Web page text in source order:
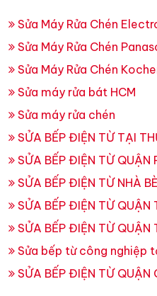
Sửa Máy Rửa Chén
Sửa Máy Rửa Chén
Sửa Máy Rửa Chén
Sửa máy rửa bát HCM
Sửa máy rửa chén
SỬA BẾP ĐIỆN TỪ TẠI
SỬA BẾP ĐIỆN TỪ QUẬN
SỬA BẾP ĐIỆN TỪ NHÀ
SỬA BẾP ĐIỆN TỪ QUẬN
SỬA BẾP ĐIỆN TỪ QUẬN
Sửa bếp từ công nghiệp
SỬA BẾP ĐIỆN TỪ QUẬN